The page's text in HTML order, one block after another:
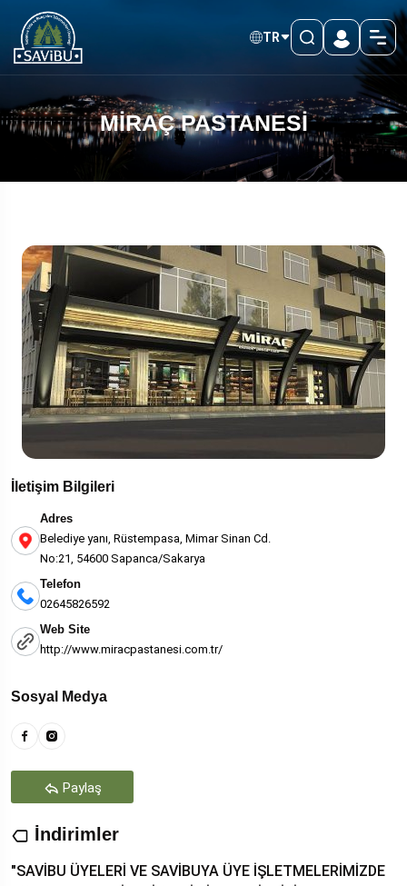
TR
MİRAÇ PASTANESİ
İletişim Bilgileri
Adres
Belediye yanı, Rüstempasa, Mimar Sinan Cd.
No:21, 54600 Sapanca/Sakarya
Telefon
02645826592
Web Site
http://www.miracpastanesi.com.tr/
Sosyal Medya
Paylaş
İndirimler
"SAVİBU ÜYELERİ VE SAVİBUYA ÜYE İŞLETMELERİMİZDE